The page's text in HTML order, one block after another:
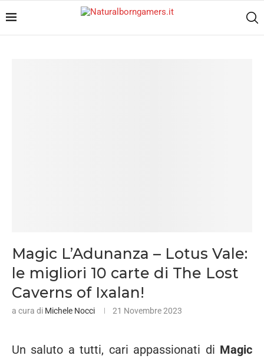
Magic L’Adunanza – Lotus Vale:
le migliori 10 carte di The Lost
Caverns of Ixalan!
a cura di Michele Nocci 21 Novembre 2023
Un saluto a tutti, cari appassionati di Magic